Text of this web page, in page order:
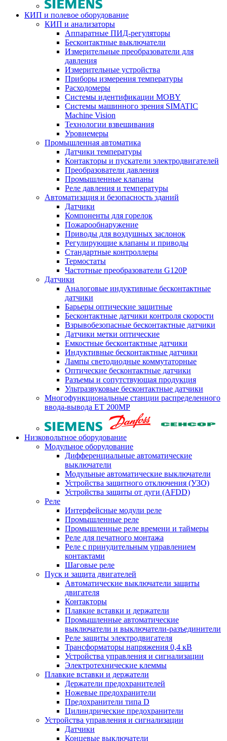
КИП и полевое оборудование
КИП и анализаторы
Аппаратные ПИД-регуляторы
Бесконтактные выключатели
Измерительные преобразователи для
давления
Измерительные устройства
Приборы измерения температуры
Расходомеры
Системы идентификации MOBY
Системы машинного зрения SIMATIC
Machine Vision
Технологии взвешивания
Уровнемеры
Промышленная автоматика
Датчики температуры
Контакторы и пускатели электродвигателей
Преобразователи давления
Промышленные клапаны
Реле давления и температуры
Автоматизация и безопасность зданий
Датчики
Компоненты для горелок
Пожарообнаружение
Приводы для воздушных заслонок
Регулирующие клапаны и приводы
Стандартные контроллеры
Термостаты
Частотные преобразователи G120P
Датчики
Аналоговые индуктивные бесконтактные
датчики
Барьеры оптические защитные
Бесконтактные датчики контроля скорости
Взрывобезопасные бесконтактные датчики
Датчики метки оптические
Емкостные бесконтактные датчики
Индуктивные бесконтактные датчики
Лампы светодиодные коммутаторные
Оптические бесконтактные датчики
Разъемы и сопутствующая продукция
Ультразвуковые бесконтактные датчики
Многофункциональные станции распределенного
ввода-вывода ET 200MP
Низковольтное оборудование
Модульное оборудование
Дифференциальные автоматические
выключатели
Модульные автоматические выключатели
Устройства защитного отключения (УЗО)
Устройства защиты от дуги (AFDD)
Реле
Интерфейсные модули реле
Промышленные реле
Промышленные реле времени и таймеры
Реле для печатного монтажа
Реле с принудительным управлением
контактами
Шаговые реле
Пуск и защита двигателей
Автоматические выключатели защиты
двигателя
Контакторы
Плавкие вставки и держатели
Промышленные автоматические
выключатели и выключатели-разъединители
Реле защиты электродвигателя
Трансформаторы напряжения 0,4 кВ
Устройства управления и сигнализации
Электротехнические клеммы
Плавкие вставки и держатели
Держатели предохранителей
Ножевые предохранители
Предохранители типа D
Цилиндрические предохранители
Устройства управления и сигнализации
Датчики
Концевые выключатели